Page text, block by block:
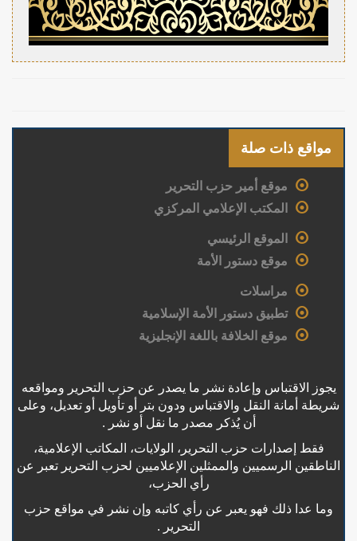
مواقع ذات صلة
موقع أمير حزب التحرير
المكتب الإعلامي المركزي
الموقع الرئيسي
موقع دستور الأمة
مراسلات
تطبيق دستور الأمة الإسلامية
موقع الخلافة باللغة الإنجليزية
يجوز الاقتباس وإعادة نشر ما يصدر عن حزب التحرير ومواقعه
شريطة أمانة النقل والاقتباس ودون بتر أو تأويل أو تعديل، وعلى
أن يُذكر مصدر ما نقل أو نشر .
فقط إصدارات حزب التحرير، الولايات، المكاتب الإعلامية،
الناطقين الرسميين والممثلين الإعلاميين لحزب التحرير تعبر عن
رأي الحزب،
وما عدا ذلك فهو يعبر عن رأي كاتبه وإن نشر في مواقع حزب
التحرير .